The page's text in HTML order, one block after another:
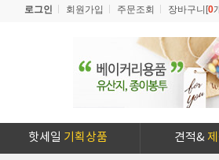
로그인 회원가입 주문조회 장바구니[0
핫세일 기획상품 견적&